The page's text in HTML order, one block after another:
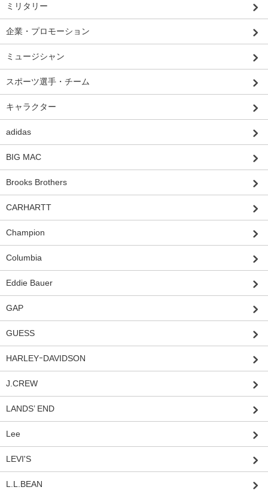
ミリタリー
企業・プロモーション
ミュージシャン
スポーツ選手・チーム
キャラクター
adidas
BIG MAC
Brooks Brothers
CARHARTT
Champion
Columbia
Eddie Bauer
GAP
GUESS
HARLEYｰDAVIDSON
J.CREW
LANDS’ END
Lee
LEVI'S
L.L.BEAN